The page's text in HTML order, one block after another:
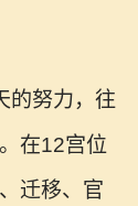
的努力，往
在12宫位
迁移、官